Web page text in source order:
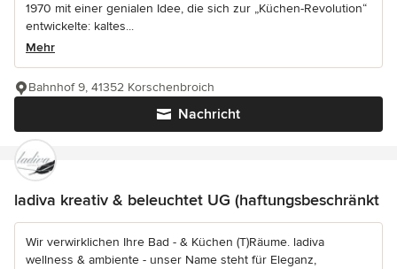
1970 mit einer genialen Idee, die sich zur „Küchen-Revolution“
entwickelte: kaltes...
Mehr
Nachricht
Bahnhof 9, 41352 Korschenbroich
ladiva kreativ & beleuchtet UG (haftungsbeschränkt
Wir verwirklichen Ihre Bad - & Küchen (T)Räume. ladiva
wellness & ambiente - unser Name steht für Eleganz,